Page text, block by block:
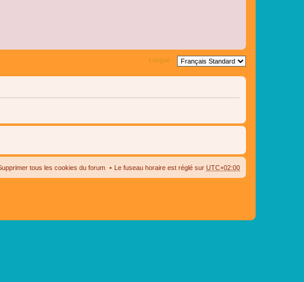
Langue :
Le fuseau horaire est réglé sur UTC+02:00
tous les cookies du forum